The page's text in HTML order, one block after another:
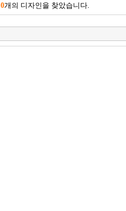
0개의 디자인을 찾았습니다.